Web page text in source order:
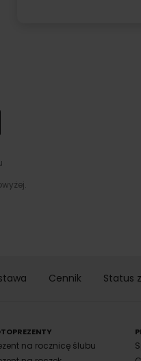
Cennik Status
na rocznicę ślubu